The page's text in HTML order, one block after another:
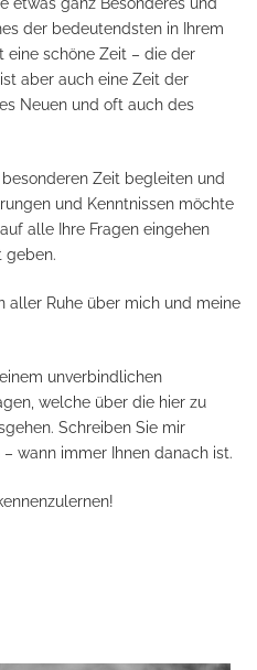
der bedeutendsten in Ihrem
eine schöne Zeit – die der
aber auch eine Zeit der
Neuen und oft auch des
Zeit begleiten und
und Kenntnissen möchte
alle Ihre Fragen eingehen
geben.
aller Ruhe über mich und meine
unverbindlichen
welche über die hier zu
Schreiben Sie mir
wann immer Ihnen danach ist.